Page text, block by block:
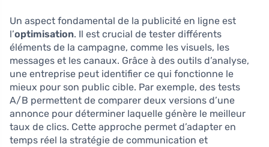
Un aspect fondamental de la publicité en ligne est
l’optimisation. Il est crucial de tester différents
éléments de la campagne, comme les visuels, les
messages et les canaux. Grâce à des outils d’analyse,
une entreprise peut identifier ce qui fonctionne le
mieux pour son public cible. Par exemple, des tests
A/B permettent de comparer deux versions d’une
annonce pour déterminer laquelle génère le meilleur
taux de clics. Cette approche permet d’adapter en
temps réel la stratégie de communication et